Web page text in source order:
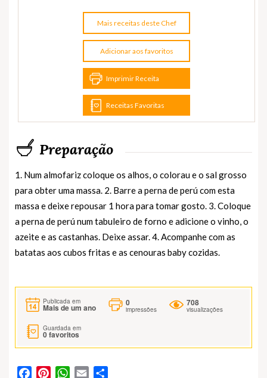
Mais receitas deste Chef
Adicionar aos favoritos
Imprimir Receita
Receitas Favoritas
Preparação
1. Num almofariz coloque os alhos, o colorau e o sal grosso
para obter uma massa. 2. Barre a perna de perú com esta
massa e deixe repousar 1 hora para tomar gosto. 3. Coloque
a perna de perú num tabuleiro de forno e adicione o vinho, o
azeite e as castanhas. Deixe assar. 4. Acompanhe com as
batatas aos cubos fritas e as cenouras baby cozidas.
Publicada em
Mais de um ano
0
impressões
708
visualizações
Guardada em
0favoritos
FacebookPinterestWhatsApp
Email